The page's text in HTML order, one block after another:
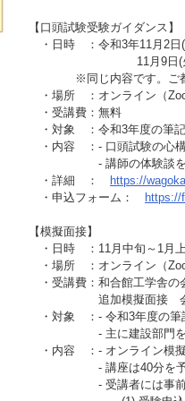
【口頭試験受験ガイダンス】
・日時 ：令和3年11月2日
11月9日(火)
※同じ内容です。ご都合
・場所 ：オンライン（
・受講費：無料
・対象 ：令和3年度の筆記
・内容 ：- 口頭試験の心構
- 講師の体験談をお話
・詳細 ：
https://
・申込フォーム：
https://
【模擬面接】
・日時 ：11月中旬～1月上
・場所 ：オンライン（
・受講費：和合館工学舎の
追加模擬面接 会員
・対象 ：- 令和3年度の筆
- 主に建設部門を対象
・内容 ：- オンライン模擬
- 講座は40分を予定し
- 受講者には事前に下